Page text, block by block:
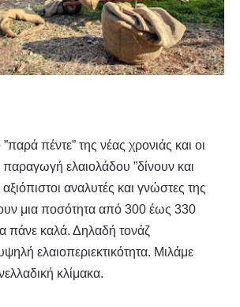
πέντε” της νέας χρονιάς και οι
παραγωγή ελαιολάδου ”δίνουν και
αναλυτές και γνώστες της
μια ποσότητα από 300 έως 330
πάνε καλά. Δηλαδή τονάζ
ελαιοπεριεκτικότητα. Μιλάμε
κλίμακα.